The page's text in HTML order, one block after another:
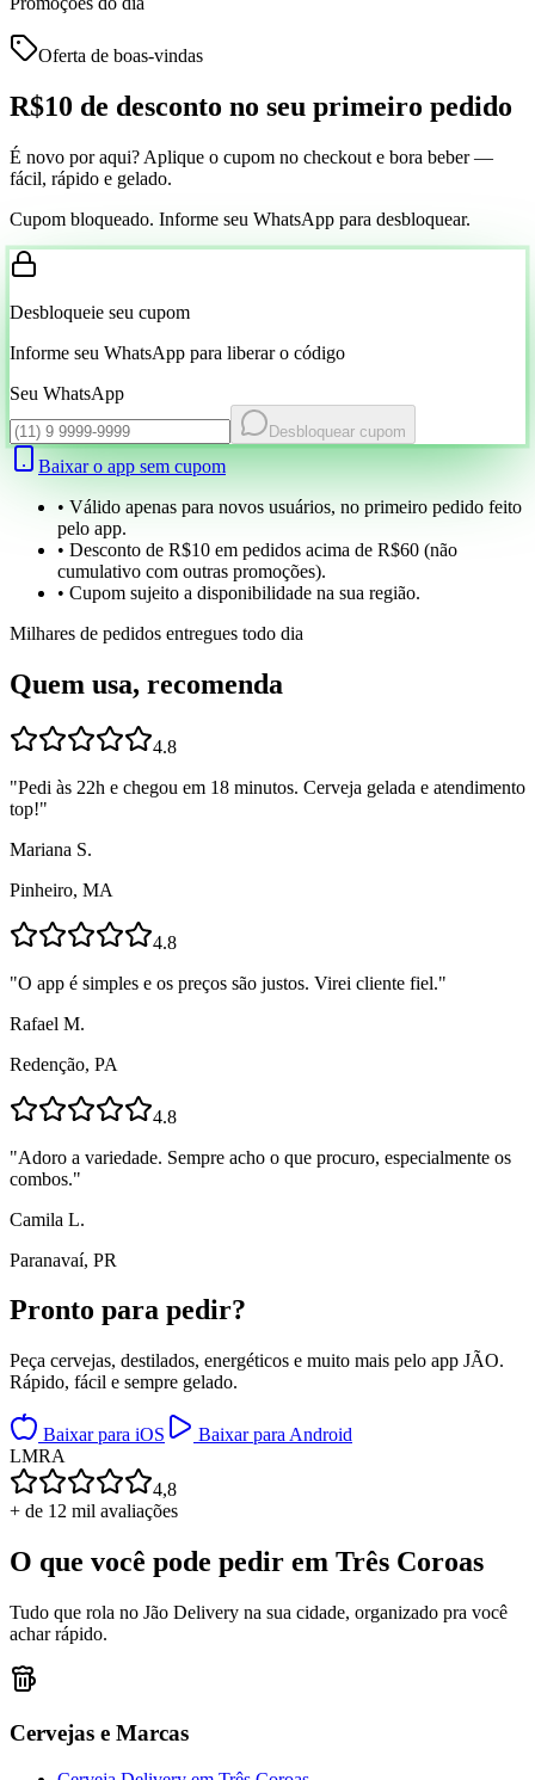
Oferta de boas-vindas
R$10 de desconto no seu primeiro pedido
É novo por aqui? Aplique o cupom no checkout e bora beber —
fácil, rápido e gelado.
Cupom bloqueado. Informe seu WhatsApp para desbloquear.
Desbloqueie seu cupom
Informe seu WhatsApp para liberar o código
Seu WhatsApp
Desbloquear cupom
Baixar o app sem cupom
• Válido apenas para novos usuários, no primeiro pedido feito
pelo app.
• Desconto de R$10 em pedidos acima de R$60 (não
cumulativo com outras promoções).
• Cupom sujeito a disponibilidade na sua região.
Milhares de pedidos entregues todo dia
Quem usa, recomenda
4.8
"Pedi às 22h e chegou em 18 minutos. Cerveja gelada e atendimento
top!"
Mariana S.
Pinheiro, MA
4.8
"O app é simples e os preços são justos. Virei cliente fiel."
Rafael M.
Redenção, PA
4.8
"Adoro a variedade. Sempre acho o que procuro, especialmente os
combos."
Camila L.
Paranavaí, PR
Pronto para pedir?
Peça cervejas, destilados, energéticos e muito mais pelo app JÃO.
Rápido, fácil e sempre gelado.
Baixar para iOS
Baixar para Android
LMRA
4,8
+ de 12 mil avaliações
O que você pode pedir em Três Coroas
Tudo que rola no Jão Delivery na sua cidade, organizado pra você
achar rápido.
Cervejas e Marcas